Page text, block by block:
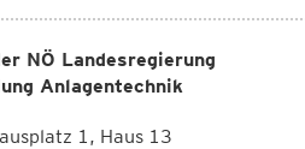
NÖ Landesregierung
Anlagentechnik
1, Haus 13